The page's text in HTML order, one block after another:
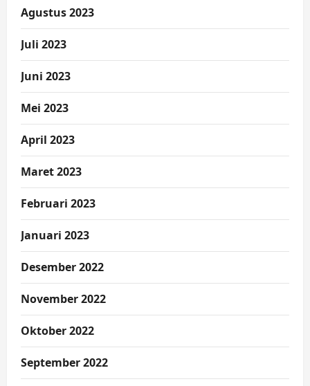
Agustus 2023
Juli 2023
Juni 2023
Mei 2023
April 2023
Maret 2023
Februari 2023
Januari 2023
Desember 2022
November 2022
Oktober 2022
September 2022